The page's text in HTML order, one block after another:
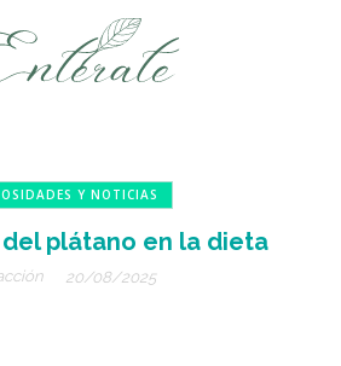
Y NOTICIAS
plátano en la dieta
20/08/2025